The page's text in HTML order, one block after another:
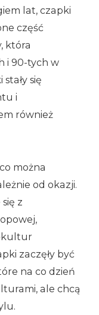
lat, czapki
część
która
i 90-tych w
się
i
również
można
od okazji.
z
zaczęły być
na co dzień
ale chcą